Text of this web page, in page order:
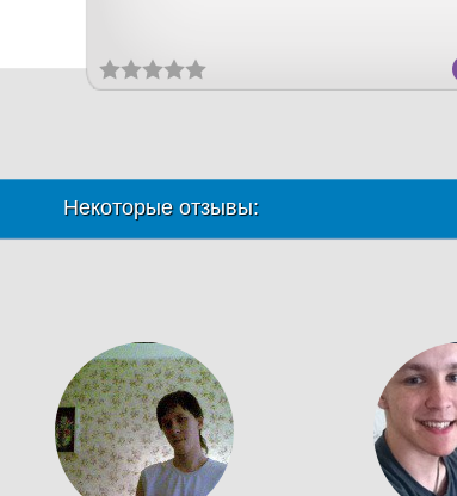
Некоторые отзывы: